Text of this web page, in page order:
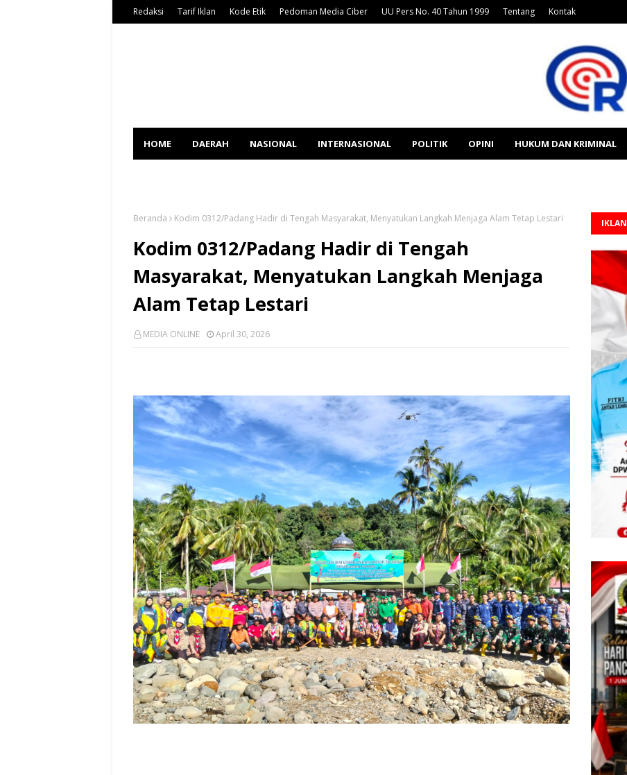
Redaksi Tarif Iklan Kode Etik Pedoman Media Ciber UU Pers No. 40 Tahun 1999 Tentang Kontak
HOME DAERAH NASIONAL INTERNASIONAL POLITIK OPINI HUKUM DAN KRIMINAL
Beranda Kodim 0312/Padang Hadir di Tengah Masyarakat, Menyatukan Langkah Menjaga Alam Tetap Lestari
Kodim 0312/Padang Hadir di Tengah
Masyarakat, Menyatukan Langkah Menjaga
Alam Tetap Lestari
MEDIA ONLINE April 30, 2026
IKLAN